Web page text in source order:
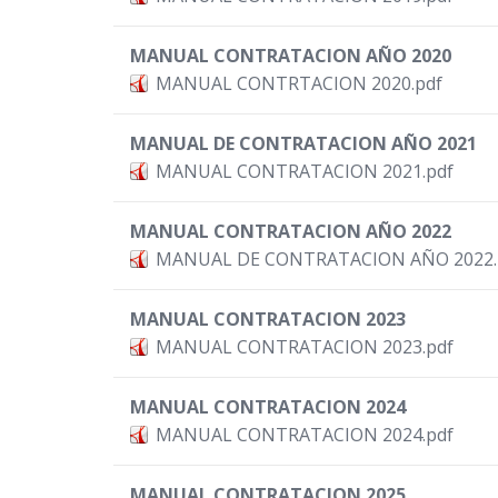
MANUAL CONTRATACION AÑO 2020
MANUAL CONTRTACION 2020.pdf
MANUAL DE CONTRATACION AÑO 2021
MANUAL CONTRATACION 2021.pdf
MANUAL CONTRATACION AÑO 2022
MANUAL DE CONTRATACION AÑO
MANUAL CONTRATACION 2023
MANUAL CONTRATACION 2023.pdf
MANUAL CONTRATACION 2024
MANUAL CONTRATACION 2024.pdf